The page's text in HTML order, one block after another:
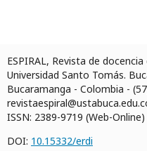
ESPIRAL, Revista de
Universidad Santo Tomás.
Bucaramanga - Colombia -
ISSN: 2389-9719 (Web-Online)
DOI: 10.15332/erdi